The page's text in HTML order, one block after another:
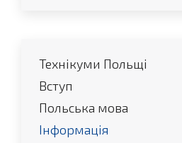
новому
вікні
новому
вікні
Технікуми Польщі
Вступ
Польська мова
Інформація